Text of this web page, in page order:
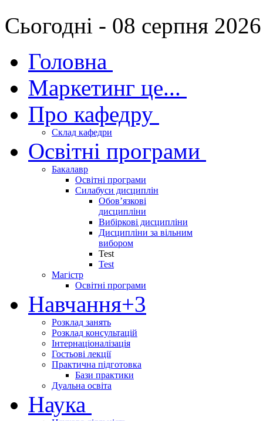
Сьогодні - 08 серпня
Головна
Маркетинг це...
Про кафедру
Склад кафедри
Освітні програми
Бакалавр
Освітні програми
Силабуси дисциплін
Обов’язкові
дисципліни
Вибіркові дисципліни
Дисципліни за вільним
вибором
Test
Test
Магістр
Освітні програми
Навчання+3
Розклад занять
Розклад консультацій
Інтернаціоналізація
Гостьові лекції
Практична підготовка
Бази практики
Дуальна освіта
Наука